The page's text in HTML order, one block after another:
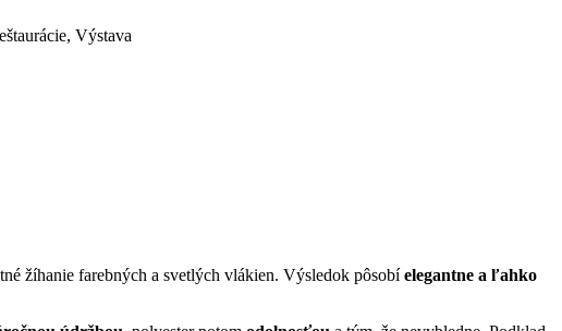
Výstava
žíhanie farebných a svetlých vlákien. Výsledok pôsobíelegantne a ľahko